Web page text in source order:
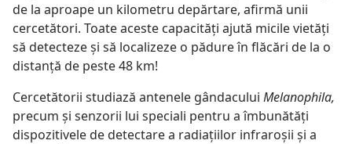
de la aproape un kilometru depărtare, afirmă unii
cercetători. Toate aceste capacităţi ajută micile vietăţi
să detecteze şi să localizeze o pădure în flăcări de la o
distanţă de peste 48 km!
Cercetătorii studiază antenele gândacului Melanophila,
precum şi senzorii lui speciali pentru a îmbunătăţi
dispozitivele de detectare a radiaţiilor infraroşii şi a